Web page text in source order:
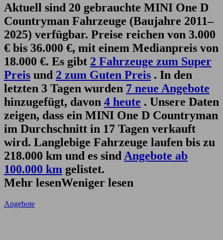
Aktuell sind 20 gebrauchte MINI One D
Countryman Fahrzeuge (Baujahre 2011–
2025) verfügbar. Preise reichen von 3.000
€ bis 36.000 €, mit einem Medianpreis von
18.000 €. Es gibt 2 Fahrzeuge zum Super
Preis und 2 zum Guten Preis . In den
letzten 3 Tagen wurden 7 neue Angebote
hinzugefügt, davon 4 heute . Unsere Daten
zeigen, dass ein MINI One D Countryman
im Durchschnitt in 17 Tagen verkauft
wird. Langlebige Fahrzeuge laufen bis zu
218.000 km und es sind Angebote ab
100.000 km gelistet.
Mehr lesenWeniger lesen
Angebote